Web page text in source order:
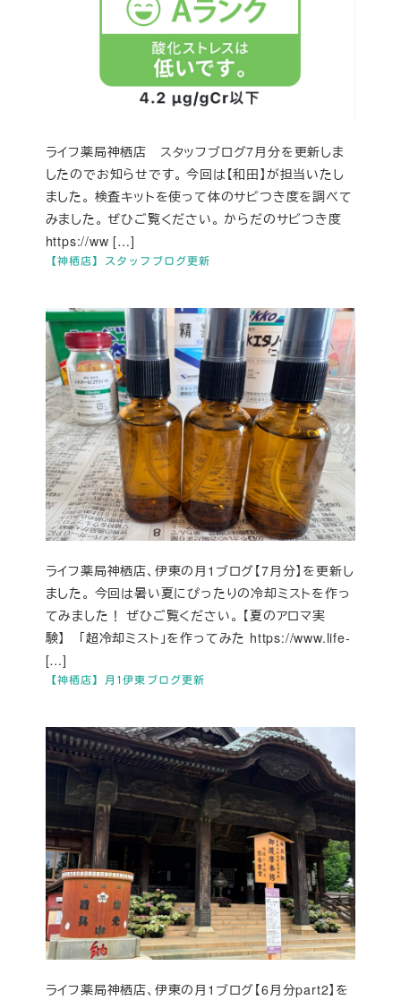
【神栖店】スタッフブログ更新
ライフ薬局神栖店 スタッフブログ7月分を更新しま
したのでお知らせです。 今回は【和田】が担当いたし
ました。 検査キットを使って体のサビつき度を調べて
みました。 ぜひご覧ください。 からだのサビつき度
https://ww […]
【神栖店】月1伊東ブログ更新
ライフ薬局神栖店、伊東の月1ブログ【7月分】を更新し
ました。 今回は暑い夏にぴったりの冷却ミストを作っ
てみました！ ぜひご覧ください。 【夏のアロマ実
験】 「超冷却ミスト」を作ってみた https://www.life-
[…]
ライフ薬局神栖店、伊東の月1ブログ【6月分part2】を